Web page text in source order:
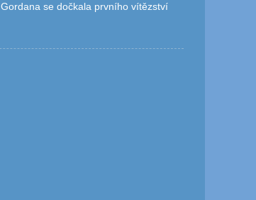
Gordana se dočkala prvního vítězství